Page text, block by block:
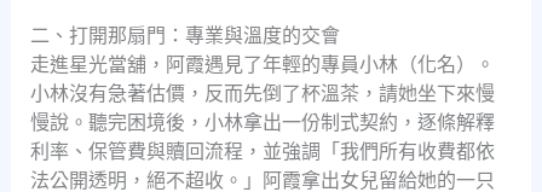
二、打開那扇門：專業與溫度的交會
走進星光當舖，阿霞遇見了年輕的專員小林（化名）。
小林沒有急著估價，反而先倒了杯溫茶，請她坐下來慢
慢說。聽完困境後，小林拿出一份制式契約，逐條解釋
利率、保管費與贖回流程，並強調「我們所有收費都依
法公開透明，絕不超收。」阿霞拿出女兒留給她的一只